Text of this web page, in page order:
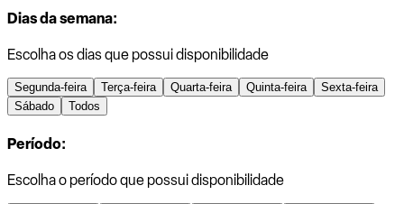
Dias da semana:
Escolha os dias que possui disponibilidade
Segunda-feira Terça-feira Quarta-feira Quinta-feira
Sexta-feira
Sábado
Todos
Período:
Escolha o período que possui disponibilidade